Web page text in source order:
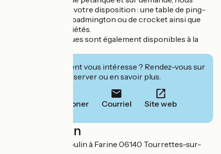
pouvons mettre à votre disposition : une table de ping-
pong, des jeux de badmington ou de crocket ainsi que
divers jeux de sociétés.
Des VTT électriques sont également disponibles à la
Cet établissement vous intéresse ? Rendez-vous sur
leur site pour réserver ou en savoir plus.
Téléphoner Courriel Site web
Localisation
419 Chemin du Moulin à Farine 06140 Tourrettes-sur-